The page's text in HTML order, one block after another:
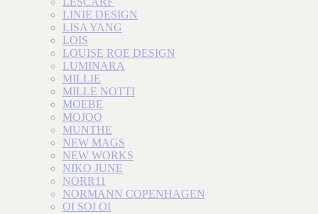
LINIE DESIGN
LISA YANG
LOIS
LOUISE ROE DESIGN
LUMINARA
MILLIE
MILLE NOTTI
MOEBE
MOJOO
MUNTHE
NEW MAGS
NEW WORKS
NIKO JUNE
NORR11
NORMANN COPENHAGEN
OI SOI OI